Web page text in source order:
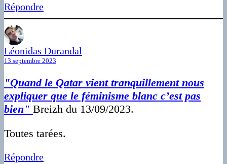
Répondre
Léonidas Durandal
13 septembre 2023
"Quand le Qatar vient tranquillement nous
expliquer que le féminisme blanc c’est pas
bien" Breizh du 13/09/2023.
Toutes tarées.
Répondre